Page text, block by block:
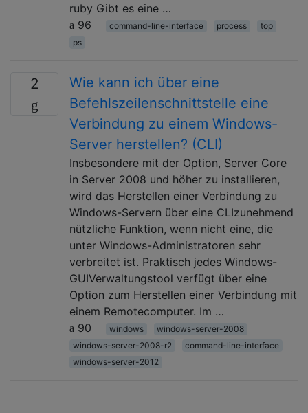
ruby Gibt es eine …
96
command-line-interface process
top
ps
2
Wie kann ich über eine
Befehlszeilenschnittstelle eine
Verbindung zu einem Windows-
Server herstellen? (CLI)
Insbesondere mit der Option, Server Core
in Server 2008 und höher zu installieren,
wird das Herstellen einer Verbindung zu
Windows-Servern über eine CLIzunehmend
nützliche Funktion, wenn nicht eine, die
unter Windows-Administratoren sehr
verbreitet ist. Praktisch jedes Windows-
GUIVerwaltungstool verfügt über eine
Option zum Herstellen einer Verbindung mit
einem Remotecomputer. Im …
90
windows
windows-server-2008
windows-server-2008-r2
command-line-interface
windows-server-2012